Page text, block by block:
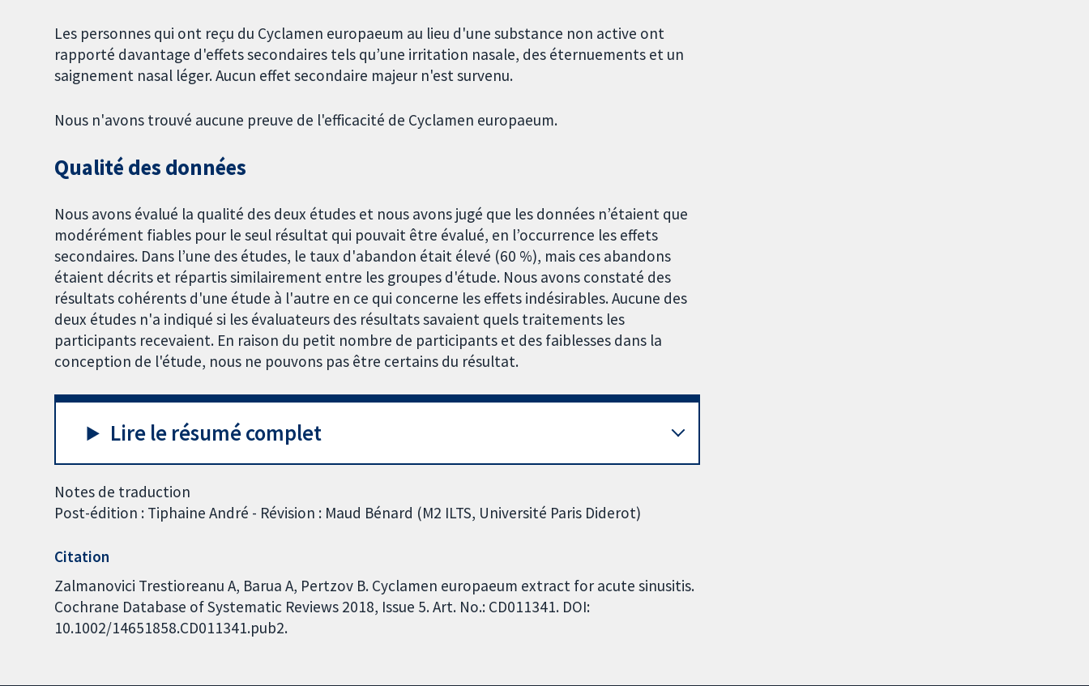
Les personnes qui ont reçu du Cyclamen europaeum au lieu d'une substance non active ont
rapporté davantage d'effets secondaires tels qu’une irritation nasale, des éternuements et un
saignement nasal léger. Aucun effet secondaire majeur n'est survenu.
Nous n'avons trouvé aucune preuve de l'efficacité de Cyclamen europaeum.
Qualité des données
Nous avons évalué la qualité des deux études et nous avons jugé que les données n’étaient que
modérément fiables pour le seul résultat qui pouvait être évalué, en l’occurrence les effets
secondaires. Dans l’une des études, le taux d'abandon était élevé (60 %), mais ces abandons
étaient décrits et répartis similairement entre les groupes d'étude. Nous avons constaté des
résultats cohérents d'une étude à l'autre en ce qui concerne les effets indésirables. Aucune des
deux études n'a indiqué si les évaluateurs des résultats savaient quels traitements les
participants recevaient. En raison du petit nombre de participants et des faiblesses dans la
conception de l'étude, nous ne pouvons pas être certains du résultat.
Lire le résumé complet
Notes de traduction
Post-édition : Tiphaine André - Révision : Maud Bénard (M2 ILTS, Université Paris Diderot)
Citation
Zalmanovici Trestioreanu A, Barua A, Pertzov B. Cyclamen europaeum extract for acute sinusitis.
Cochrane Database of Systematic Reviews 2018, Issue 5. Art. No.: CD011341. DOI:
10.1002/14651858.CD011341.pub2.